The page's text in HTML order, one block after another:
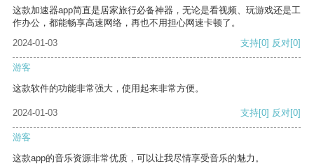
这款加速器app简直是居家旅行必备神器，无论是看视频、玩游戏还是工
作办公，都能畅享高速网络，再也不用担心网速卡顿了。
2024-01-03
支持[0] 反对[0]
游客
这款软件的功能非常强大，使用起来非常方便。
2024-01-03 支持[0] 反对[0]
游客
这款app的音乐资源非常优质，可以让我尽情享受音乐的魅力。